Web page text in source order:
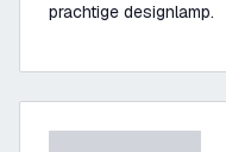
prachtige designlamp.